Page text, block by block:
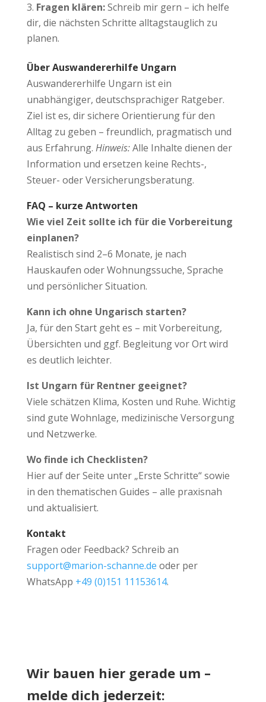
Fragen klären:Schreib mir gern – ich helfe
dir, die nächsten Schritte alltagstauglich zu
planen.
Über Auswandererhilfe Ungarn
Auswandererhilfe Ungarn ist ein
unabhängiger, deutschsprachiger Ratgeber.
Ziel ist es, dir sichere Orientierung für den
Alltag zu geben – freundlich, pragmatisch und
aus Erfahrung. Hinweis:Alle Inhalte dienen der
Information und ersetzen keine Rechts-,
Steuer- oder Versicherungsberatung.
FAQ – kurze Antworten
Wie viel Zeit sollte ich für die Vorbereitung
einplanen?
Realistisch sind 2–6 Monate, je nach
Hauskaufen oder Wohnungssuche, Sprache
und persönlicher Situation.
Kann ich ohne Ungarisch starten?
Ja, für den Start geht es – mit Vorbereitung,
Übersichten und ggf. Begleitung vor Ort wird
es deutlich leichter.
Ist Ungarn für Rentner geeignet?
Viele schätzen Klima, Kosten und Ruhe. Wichtig
sind gute Wohnlage, medizinische Versorgung
und Netzwerke.
Wo finde ich Checklisten?
Hier auf der Seite unter „Erste Schritte“ sowie
in den thematischen Guides – alle praxisnah
und aktualisiert.
Kontakt
Fragen oder Feedback? Schreib an
support@marion-schanne.de oder per
WhatsApp +49 (0)151 11153614.
Wir bauen hier gerade um –
melde dich jederzeit: